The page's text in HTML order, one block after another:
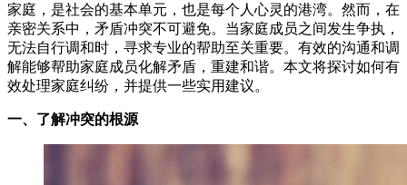
家庭，是社会的基本单元，也是每个人心灵的港湾。然而，在
亲密关系中，矛盾冲突不可避免。当家庭成员之间发生争执，
无法自行调和时，寻求专业的帮助至关重要。有效的沟通和调
解能够帮助家庭成员化解矛盾，重建和谐。本文将探讨如何有
效处理家庭纠纷，并提供一些实用建议。
一、了解冲突的根源